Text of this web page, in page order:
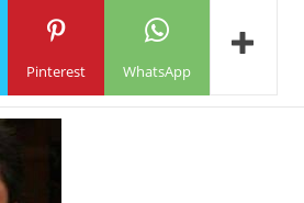
Pinterest WhatsApp